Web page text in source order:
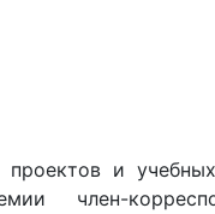
и
член-